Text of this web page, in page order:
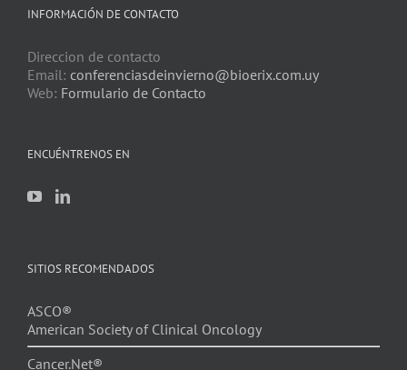
INFORMACIÓN DE CONTACTO
Direccion de contacto
Email: conferenciasdeinvierno@bioerix.com.uy
Web: Formulario de Contacto
ENCUÉNTRENOS EN
SITIOS RECOMENDADOS
ASCO®
American Society of Clinical Oncology
Cancer.Net®